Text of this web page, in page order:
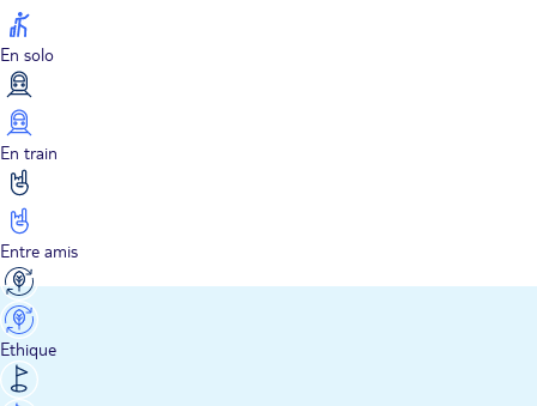
En solo
En train
Entre amis
Ethique